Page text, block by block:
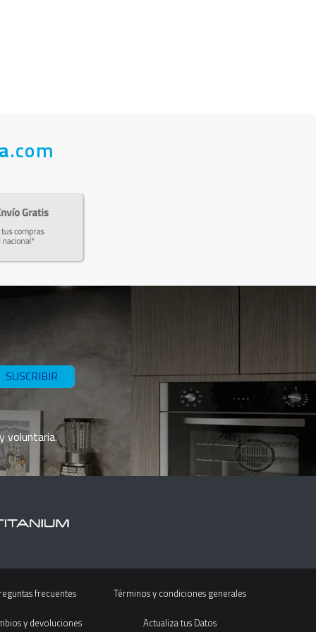
.com
SUSCRIBIR
voluntaria.
frecuentes
y devoluciones
Términos y condiciones generales
Actualiza tus Datos